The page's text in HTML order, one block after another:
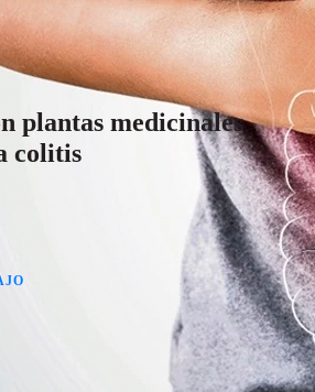
plantas medicinales
colitis